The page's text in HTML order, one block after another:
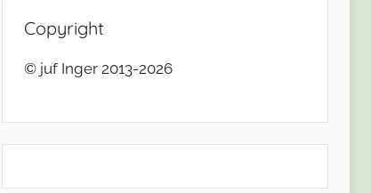
Copyright
© juf Inger 2013-2026